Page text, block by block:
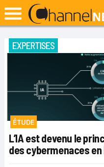
EXPERTISES
ÉTUDE
L’IA est devenu le
des cybermenaces en